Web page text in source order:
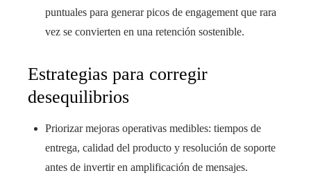
puntuales para generar picos de engagement que rara
vez se convierten en una retención sostenible.
Estrategias para corregir
desequilibrios
Priorizar mejoras operativas medibles: tiempos de
entrega, calidad del producto y resolución de soporte
antes de invertir en amplificación de mensajes.